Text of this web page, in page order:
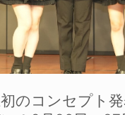
のコンセプト